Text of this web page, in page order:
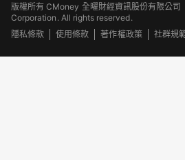
版權所有 CMoney 全曜財經資訊股份有限公
Corporation. All rights reserved.
隱私條款
使用條款 著作權政策 社群規